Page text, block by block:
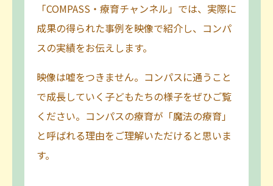
「COMPASS・療育チャンネル」では、実際に
成果の得られた事例を映像で紹介し、コンパ
スの実績をお伝えします。
映像は嘘をつきません。コンパスに通うこと
で成長していく子どもたちの様子をぜひご覧
ください。コンパスの療育が「魔法の療育」
と呼ばれる理由をご理解いただけると思いま
す。